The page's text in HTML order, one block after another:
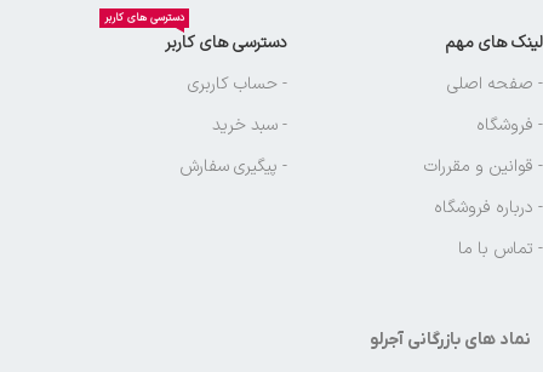
لینک های مهم
- صفحه اصلی
- فروشگاه
- قوانین و مقررات
- درباره فروشگاه
- تماس با ما
دسترسی های کاربر
دسترسی های کاربر
- حساب کاربری
- سبد خرید
- پیگیری سفارش
نماد های بازرگانی آجرلو